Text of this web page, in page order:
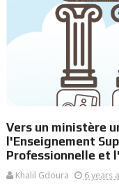
Vers un ministère
l'Enseignement
Professionnelle et
Khalil Gdoura
6 years